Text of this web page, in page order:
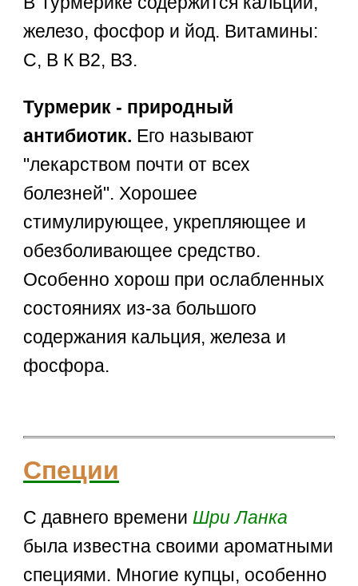
железо, фосфор и йод. Витамины:
С, В К В2, ВЗ.
Турмерик - природный
антибиотик. Его называют
"лекарством почти от всех
болезней". Хорошее
стимулирующее, укрепляющее и
обезболивающее средство.
Особенно хорош при ослабленных
состояниях из-за большого
содержания кальция, железа и
фосфора.
Специи
С давнего времени Шри Ланка
была известна своими ароматными
специями. Многие купцы, особенно